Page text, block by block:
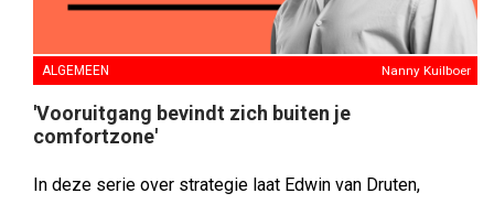
ALGEMEEN Nanny Kuilboer
'Vooruitgang bevindt zich buiten je
comfortzone'
In deze serie over strategie laat Edwin van Druten,